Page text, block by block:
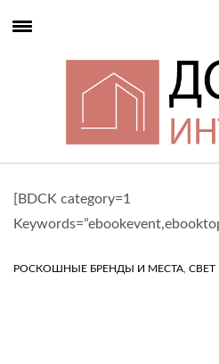
[BDCK category=1
РОСКОШНЫЕ БРЕНДЫ И МЕСТА, СВЕТ